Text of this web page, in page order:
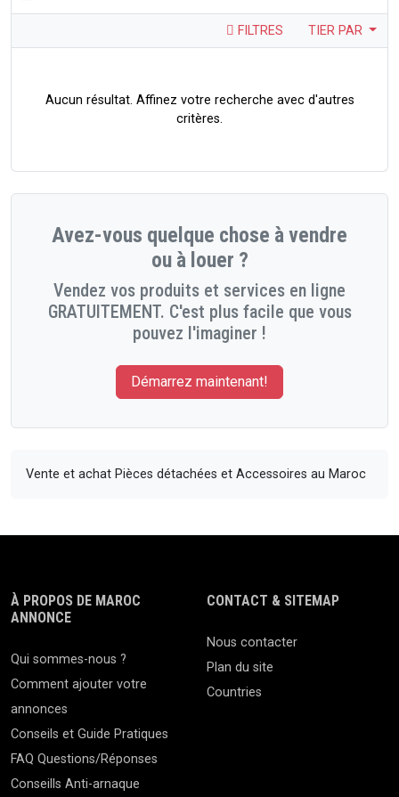
FILTRES TIER PAR
Aucun résultat. Affinez votre recherche avec d'autres
critères.
Avez-vous quelque chose à vendre
ou à louer ?
Vendez vos produits et services en ligne
GRATUITEMENT. C'est plus facile que vous
pouvez l'imaginer !
Démarrez maintenant!
Vente et achat Pièces détachées et Accessoires au Maroc
À PROPOS DE MAROC
ANNONCE
Qui sommes-nous ?
Comment ajouter votre
annonces
Conseils et Guide Pratiques
FAQ Questions/Réponses
Conseills Anti-arnaque
CONTACT & SITEMAP
Nous contacter
Plan du site
Countries